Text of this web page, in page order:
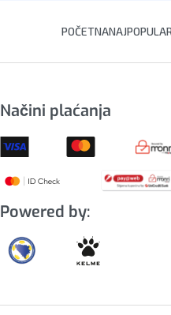
POČETNA
Načini plaćanja
Powered by: